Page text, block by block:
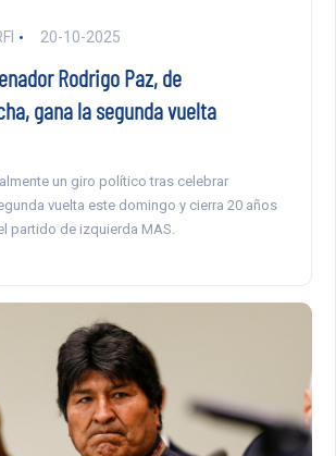
20-10-2025
Rodrigo Paz, de
gana la segunda vuelta
un giro político tras celebrar
vuelta este domingo y cierra 20 años
partido de izquierda MAS.